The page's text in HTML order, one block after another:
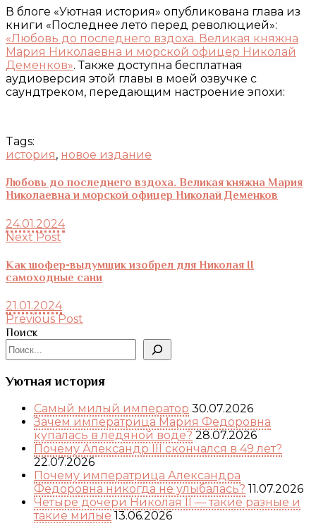
В блоге «Уютная история» опубликована глава из
книги «Последнее лето перед революцией»:
«Любовь до последнего вздоха. Великая княжна
Мария Николаевна и морской офицер Николай
Деменков». Также доступна бесплатная
аудиоверсия этой главы в моей озвучке с
саундтреком, передающим настроение эпохи:
Tags:
история, новое издание
Любовь до последнего вздоха. Великая княжна Мария
Николаевна и морской офицер Николай Деменков
24.01.2024
Next Post
Как шофер-выдумщик изобрел для Николая II
самоходные сани
21.01.2024
Previous Post
Поиск
Уютная история
Самый милый император 30.07.2026
Зачем императрица Мария Федоровна
купалась в ледяной воде? 28.07.2026
Почему Александр III скончался в 49 лет?
22.07.2026
Почему императрица Александра
Федоровна никогда не улыбалась? 11.07.2026
Четыре дочери Николая II — такие разные и
такие милые 13.06.2026